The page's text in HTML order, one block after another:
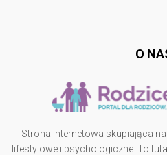
O
Strona internetowa skupiająca
lifestylowe i psychologiczne. To